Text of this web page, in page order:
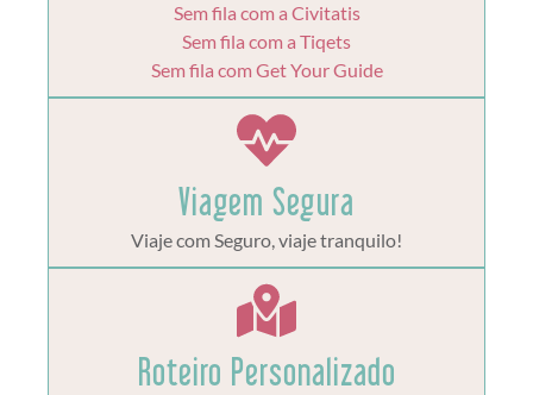
Sem fila com a Civitatis
Sem fila com a Tiqets
Sem fila com Get Your Guide
Viagem Segura
Viaje com Seguro, viaje tranquilo!
Roteiro Personalizado